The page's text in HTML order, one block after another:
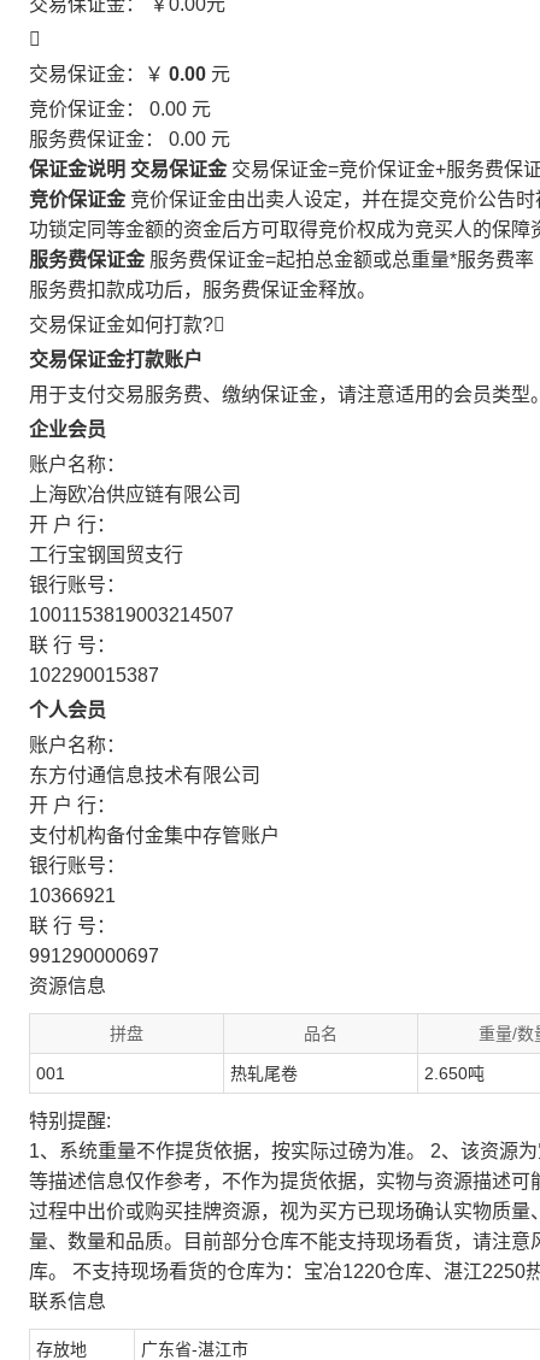
交易保证金：
￥0.00元

交易保证金：￥ 0.00 元
竞价保证金： 0.00 元
服务费保证金： 0.00 元
保证金说明 交易保证金 交易保证金=竞价保证金+服务费保
竞价保证金 竞价保证金由出卖人设定，并在提交竞价公告
功锁定同等金额的资金后方可取得竞价权成为竞买人的保障
服务费保证金 服务费保证金=起拍总金额或总重量*服务费率
服务费扣款成功后，服务费保证金释放。
交易保证金如何打款?
交易保证金打款账户
用于支付交易服务费、缴纳保证金，请注意适用的会员类型
企业会员
账户名称：
上海欧冶供应链有限公司
开 户 行：
工行宝钢国贸支行
银行账号：
1001153819003214507
联 行 号：
102290015387
个人会员
账户名称：
东方付通信息技术有限公司
开 户 行：
支付机构备付金集中存管账户
银行账号：
10366921
联 行 号：
991290000697
资源信息
拼盘 品名 重量/数
001 热轧尾卷 2.650吨
特别提醒:
1、系统重量不作提货依据，按实际过磅为准。 2、该资源
等描述信息仅作参考，不作为提货依据，实物与资源描述
过程中出价或购买挂牌资源，视为买方已现场确认实物质
量、数量和品质。目前部分仓库不能支持现场看货，请注
库。 不支持现场看货的仓库为：宝冶1220仓库、湛江2250
联系信息
存放地 广东省-湛江市